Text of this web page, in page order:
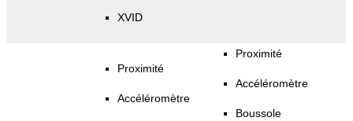
XVID
Proximité
Accéléromètre
Proximité
Accéléromètre
Boussole